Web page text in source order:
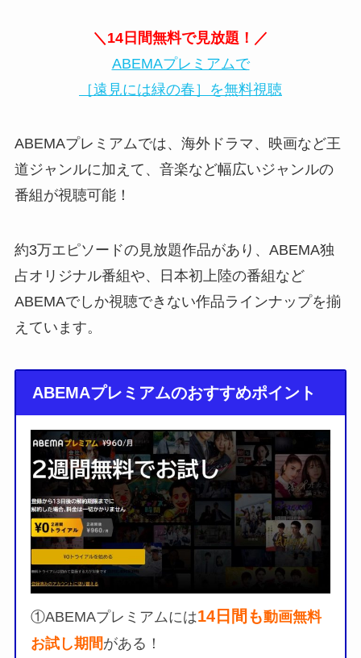
＼14日間無料で見放題！／
ABEMAプレミアムで
［遠見には緑の春］を無料視聴
ABEMAプレミアムでは、海外ドラマ、映画など王
道ジャンルに加えて、音楽など幅広いジャンルの
番組が視聴可能！
約3万エピソードの見放題作品があり、ABEMA独
占オリジナル番組や、日本初上陸の番組など
ABEMAでしか視聴できない作品ラインナップを揃
えています。
ABEMAプレミアムのおすすめポイント
①ABEMAプレミアムには14日間も動画無料
お試し期間がある！